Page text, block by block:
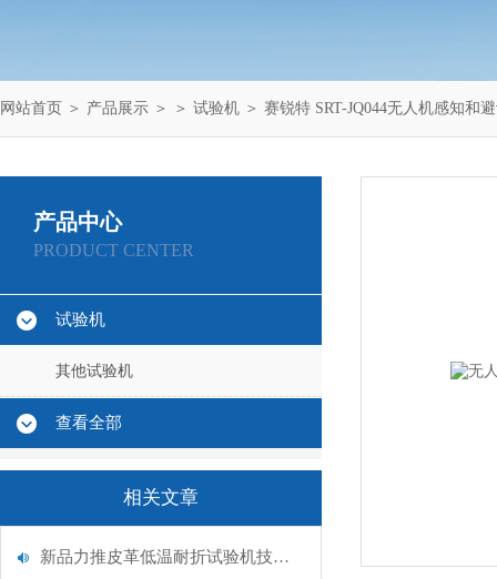
网站首页 ＞ 产品展示 ＞ ＞ 试验机 ＞ 赛锐特 SRT-JQ044无人机感知和
产品中心
PRODUCT CENTER
试验机
其他试验机
查看全部
相关文章
新品力推皮革低温耐折试验机技术讲解